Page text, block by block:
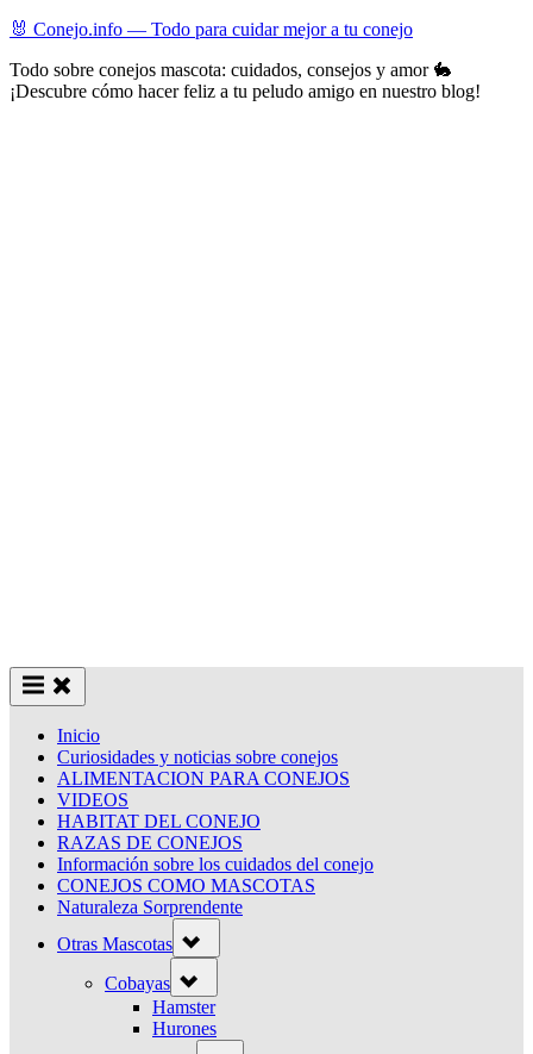
Skip
content
🐰 Conejo.info — Todo para cuidar mejor a tu conejo
Todo sobre conejos mascota: cuidados, consejos y amor 🐇
¡Descubre cómo hacer feliz a tu peludo amigo en nuestro blog!
Inicio
Curiosidades y noticias sobre conejos
ALIMENTACION PARA CONEJOS
VIDEOS
HABITAT DEL CONEJO
RAZAS DE CONEJOS
Información sobre los cuidados del conejo
CONEJOS COMO MASCOTAS
Naturaleza Sorprendente
Otras Mascotas sub-
menu
Cobayas sub-
menu
Hamster
Hurones